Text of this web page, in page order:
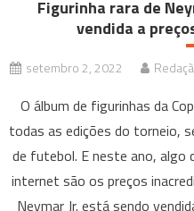
Figurinha rara de
vendida a
setembro 2, 2022
O álbum de figurinhas da
todas as edições do torneio,
de futebol. E neste ano, algo
internet são os preços
Neymar Jr. está sendo